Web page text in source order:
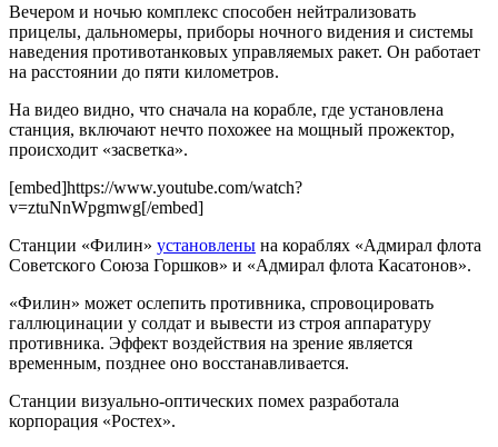
Вечером и ночью комплекс способен нейтрализовать
прицелы, дальномеры, приборы ночного видения и системы
наведения противотанковых управляемых ракет. Он работает
на расстоянии до пяти километров.
На видео видно, что сначала на корабле, где установлена
станция, включают нечто похожее на мощный прожектор,
происходит «засветка».
[embed]https://www.youtube.com/watch?
v=ztuNnWpgmwg[/embed]
Станции «Филин» установлены на кораблях «Адмирал флота
Советского Союза Горшков» и «Адмирал флота Касатонов».
«Филин» может ослепить противника, спровоцировать
галлюцинации у солдат и вывести из строя аппаратуру
противника. Эффект воздействия на зрение является
временным, позднее оно восстанавливается.
Станции визуально-оптических помех разработала
корпорация «Ростех».